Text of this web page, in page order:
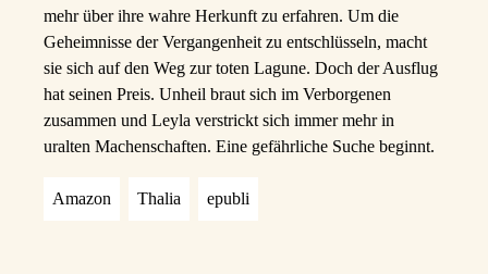
mehr über ihre wahre Herkunft zu erfahren. Um die
Geheimnisse der Vergangenheit zu entschlüsseln, macht
sie sich auf den Weg zur toten Lagune. Doch der Ausflug
hat seinen Preis. Unheil braut sich im Verborgenen
zusammen und Leyla verstrickt sich immer mehr in
uralten Machenschaften. Eine gefährliche Suche beginnt.
Amazon Thalia epubli